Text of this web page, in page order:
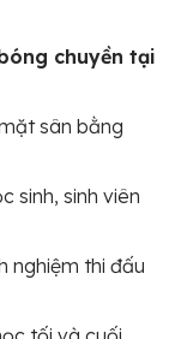
chuyền tại
sân bằng
sinh, sinh viên
nghiệm thi đấu